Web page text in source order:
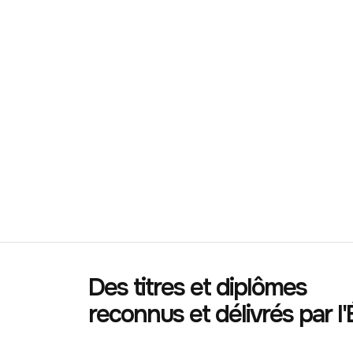
Des titres et diplômes
reconnus et délivrés par